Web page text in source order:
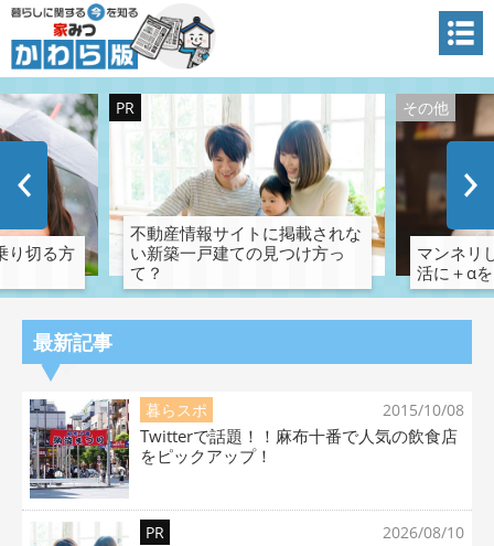
り切る方
不動産情報サイトに掲載されな
い新築一戸建ての見つけ方っ
て？
PR
マンネリ
活に＋αを
その他
最新記事
暮らスポ 2015/10/08
Twitterで話題！！麻布十番で人気の飲食店
をピックアップ！
PR 2026/08/10